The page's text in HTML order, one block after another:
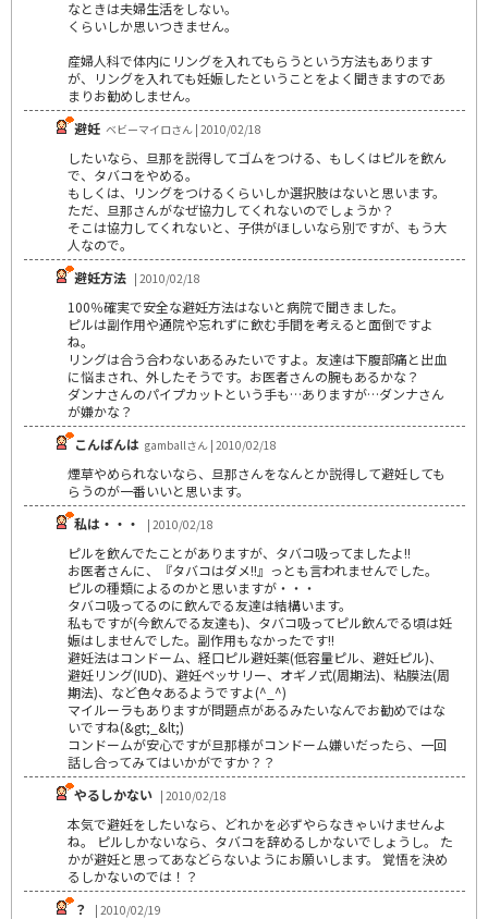
なときは夫婦生活をしない。
くらいしか思いつきません。
産婦人科で体内にリングを入れてもらうという方法もあります
が、リングを入れても妊娠したということをよく聞きますのであ
まりお勧めしません。
避妊 ベビーマイロさん | 2010/02/18
したいなら、旦那を説得してゴムをつける、もしくはピルを飲ん
で、タバコをやめる。
もしくは、リングをつけるくらいしか選択肢はないと思います。
ただ、旦那さんがなぜ協力してくれないのでしょうか？
そこは協力してくれないと、子供がほしいなら別ですが、もう大
人なので。
避妊方法 | 2010/02/18
100％確実で安全な避妊方法はないと病院で聞きました。
ピルは副作用や通院や忘れずに飲む手間を考えると面倒ですよ
ね。
リングは合う合わないあるみたいですよ。友達は下腹部痛と出血
に悩まされ、外したそうです。お医者さんの腕もあるかな？
ダンナさんのパイプカットという手も…ありますが…ダンナさん
が嫌かな？
こんばんは gamballさん | 2010/02/18
煙草やめられないなら、旦那さんをなんとか説得して避妊しても
らうのが一番いいと思います。
私は・・・
| 2010/02/18
ピルを飲んでたことがありますが、タバコ吸ってましたよ!!
お医者さんに、『タバコはダメ!!』っとも言われませんでした。
ピルの種類によるのかと思いますが・・・
タバコ吸ってるのに飲んでる友達は結構います。
私もですが(今飲んでる友達も)、タバコ吸ってピル飲んでる頃は妊
娠はしませんでした。副作用もなかったです!!
避妊法はコンドーム、経口ピル避妊薬(低容量ピル、避妊ピル)、
避妊リング(IUD)、避妊ペッサリー、オギノ式(周期法)、粘膜法(周
期法)、など色々あるようですよ(^_^)
マイルーラもありますが問題点があるみたいなんでお勧めではな
いですね(&gt;_&lt;)
コンドームが安心ですが旦那様がコンドーム嫌いだったら、一回
話し合ってみてはいかがですか？？
やるしかない | 2010/02/18
本気で避妊をしたいなら、どれかを必ずやらなきゃいけませんよ
ね。 ピルしかないなら、タバコを辞めるしかないでしょうし。 た
かが避妊と思ってあなどらないようにお願いします。 覚悟を決め
るしかないのでは！？
？
| 2010/02/19